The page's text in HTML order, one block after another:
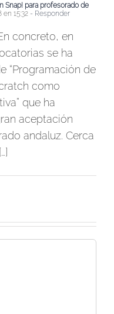
Snap! para profesorado de
en 15:32 - Responder
concreto, en
se ha
“Programación de
como
que ha
aceptación
andaluz. Cerca